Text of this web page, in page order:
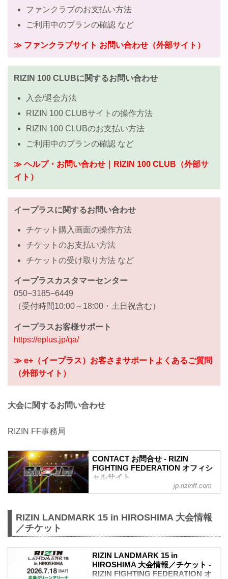
ファンクラブのお支払い方法
ご利用中のプランの確認 など
≫ ファンクラブサイト お問い合わせ（外部サイト）
RIZIN 100 CLUBに関するお問い合わせ
入会/退会方法
RIZIN 100 CLUBサイトの操作方法
RIZIN 100 CLUBのお支払い方法
ご利用中のプランの確認 など
≫ ヘルプ・お問い合わせ｜RIZIN 100 CLUB（外部サ
イト）
イープラスに関するお問い合わせ
チケット購入画面の操作方法
チケットのお支払い方法
チケットの受け取り方法 など
イープラスカスタマーセンター
050−3185−6449
（受付時間10:00～18:00・土日祝含む）
イープラスお客様サポート
https://eplus.jp/qa/
≫ e+（イープラス）お客さまサポートよくあるご質問
（外部サイト）
大会に関するお問い合わせ
RIZIN FF事務局
CONTACT お問合せ - RIZIN
FIGHTING FEDERATION オフィシ
ャルサイト
jp.rizinff.com
RIZIN LANDMARK 15 in HIROSHIMA 大会情報
／チケット
RIZIN LANDMARK 15 in
HIROSHIMA 大会情報／チケット -
RIZIN FIGHTING FEDERATION オ